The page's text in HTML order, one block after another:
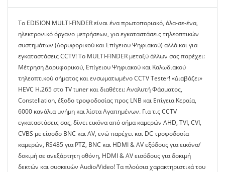
To EDISION MULTI-FINDER είναι ένα πρωτοποριακό, όλα-σε-ένα,
ηλεκτρονικό όργανο μετρήσεων, για εγκαταστάσεις τηλεοπτικών
συστημάτων (Δορυφορικού και Επίγειου Ψηφιακού) αλλά και για
εγκαταστάσεις CCTV! Το MULTI-FINDER μεταξύ άλλων σας παρέχει:
Μέτρηση Δορυφορικού, Επίγειου Ψηφιακού και Καλωδιακού
τηλεοπτικού σήματος και ενσωματωμένο CCTV Tester! «Διαβάζει»
HEVC Η.265 στο TV tuner και διαθέτει: Αναλυτή Φάσματος,
Constellation, έξοδο τροφοδοσίας προς LNB και Επίγεια Κεραία,
6000 κανάλια μνήμη και λίστα Αγαπημένων. Για τις CCTV
εγκαταστάσεις σας, δίνει εικόνα από σήμα καμερών AHD, TVI, CVI,
CVBS με είσοδο BNC και AV, ενώ παρέχει και DC τροφοδοσία
καμερών, RS485 για PTZ, BNC και HDMI & AV εξόδους για εικόνα/
δοκιμή σε ανεξάρτητη οθόνη, HDMI & AV εισόδους για δοκιμή
δεκτών και συσκευών Audio/Video! Τα πλούσια χαρακτηριστικά του